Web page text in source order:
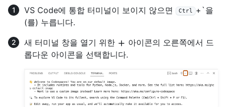
VS Code에 통합 터미널이 보이지 않으면
Ctrl
+`을
(를) 누릅니다.
새 터미널 창을 열기 위한
아이콘의 오른쪽에서 드
롭다운 아이콘을 선택합니다.